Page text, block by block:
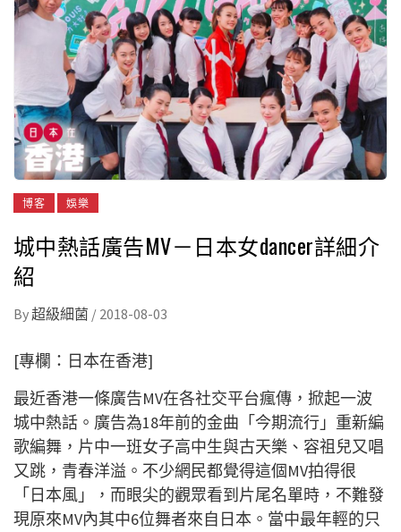
博客 娛樂
城中熱話廣告MV－日本女dancer詳細介
紹
By超級細菌 / 2018-08-03
[專欄：日本在香港]
最近香港一條廣告MV在各社交平台瘋傳，掀起一波
城中熱話。廣告為18年前的金曲「今期流行」重新編
歌編舞，片中一班女子高中生與古天樂、容祖兒又唱
又跳，青春洋溢。不少網民都覺得這個MV拍得很
「日本風」，而眼尖的觀眾看到片尾名單時，不難發
現原來MV內其中6位舞者來自日本。當中最年輕的只